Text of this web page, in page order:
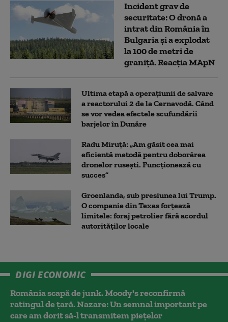
Incident grav de
securitate: O dronă a
intrat din România în
Bulgaria şi a explodat
la 100 de metri de
graniţă. Reacția MApN
Ultima etapă a operațiunii de salvare
a reactorului 2 de la Cernavodă. Când
se vor vedea efectele scufundării
barjelor în Dunăre
Radu Miruță: „Am găsit cea mai
eficientă metodă pentru doborârea
dronelor rusești. Funcționează cu
succes”
Groenlanda, sub presiunea lui Trump.
O companie din Texas forțează
limitele: foraj petrolier fără acordul
autorităților locale
DIGI ECONOMIC
România scapă de junk. Moody's reconfirmă
ratingul de țară. Nazare: Un semnal important pe
care am dorit să-l transmitem piețelor